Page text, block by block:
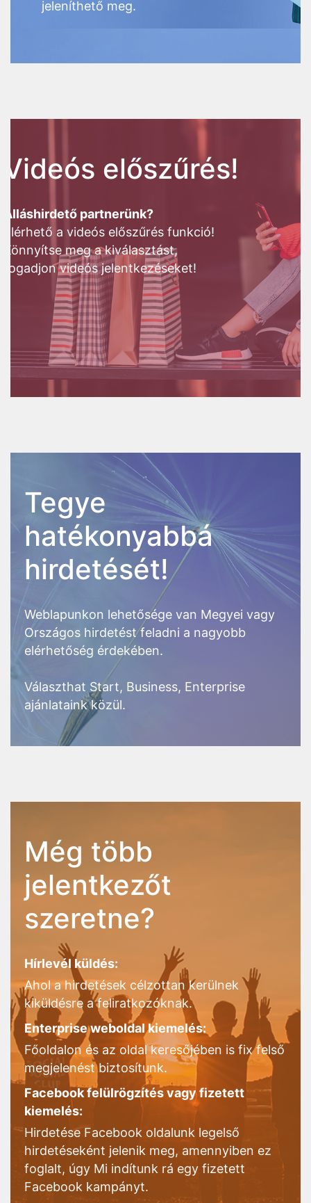
jeleníthető meg.
Videós előszűrés!
Álláshirdető partnerünk?
Elérhető a videós előszűrés funkció!
Könnyítse meg a kiválasztást,
fogadjon videós jelentkezéseket!
Tegye
hatékonyabbá
hirdetését!
Weblapunkon lehetősége van Megyei vagy
Országos hirdetést feladni a nagyobb
elérhetőség érdekében.
Választhat Start, Business, Enterprise
ajánlataink közül.
Még több
jelentkezőt
szeretne?
Hírlevél küldés:
Ahol a hirdetések célzottan kerülnek
kiküldésre a feliratkozóknak.
Enterprise weboldal kiemelés:
Főoldalon és az oldal keresőjében is fix felső
megjelenést biztosítunk.
Facebook felülrögzítés vagy fizetett
kiemelés:
Hirdetése Facebook oldalunk legelső
hirdetéseként jelenik meg, amennyiben ez
foglalt, úgy Mi indítunk rá egy fizetett
Facebook kampányt.